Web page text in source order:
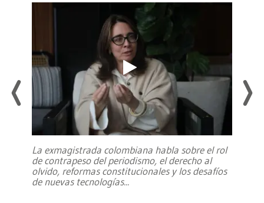
La exmagistrada colombiana habla sobre el rol
de contrapeso del periodismo, el derecho al
olvido, reformas constitucionales y los desafíos
de nuevas tecnologías...